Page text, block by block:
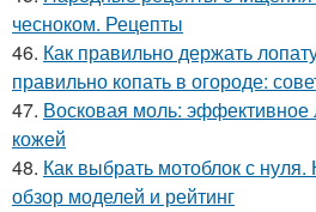
чесноком. Рецепты
46. Как правильно держать
правильно копать в огороде:
47. Восковая моль: эффективное
кожей
48. Как выбрать мотоблок с
обзор моделей и рейтинг